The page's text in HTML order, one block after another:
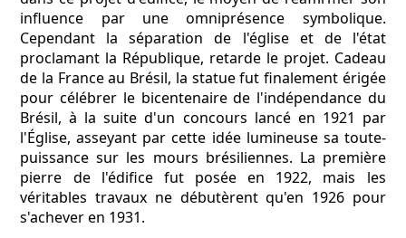
influence par une omniprésence symbolique.
Cependant la séparation de l'église et de l'état
proclamant la République, retarde le projet. Cadeau
de la France au Brésil, la statue fut finalement érigée
pour célébrer le bicentenaire de l'indépendance du
Brésil, à la suite d'un concours lancé en 1921 par
l'Église, asseyant par cette idée lumineuse sa toute-
puissance sur les mours brésiliennes. La première
pierre de l'édifice fut posée en 1922, mais les
véritables travaux ne débutèrent qu'en 1926 pour
s'achever en 1931.